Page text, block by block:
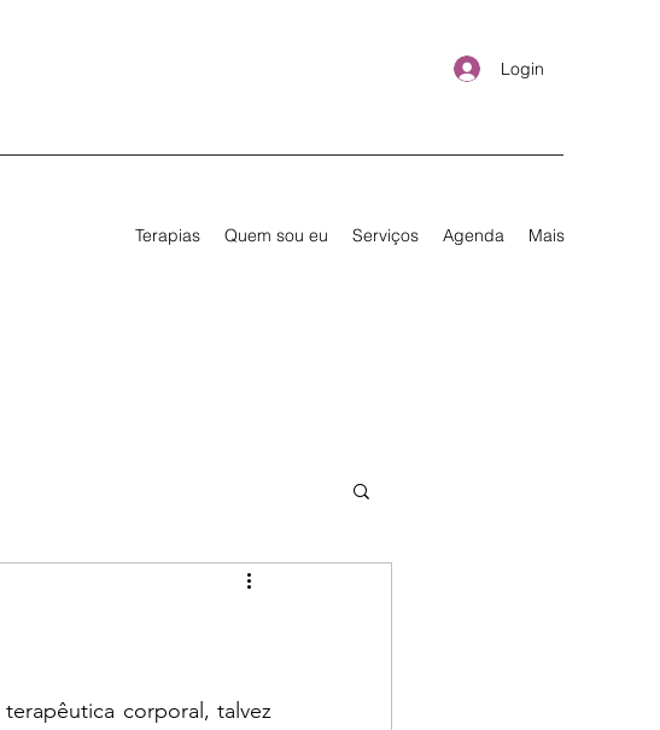
Login
Terapias Quem sou eu Serviços Agenda Mais
corporal, talvez